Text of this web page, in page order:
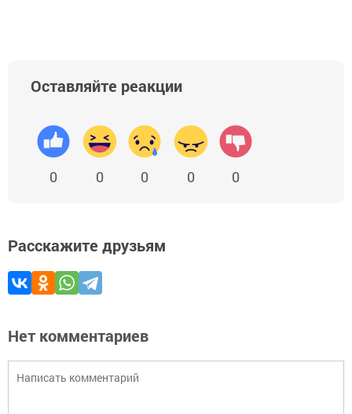
Оставляйте реакции
0 0 0 0 0
Расскажите друзьям
Нет комментариев